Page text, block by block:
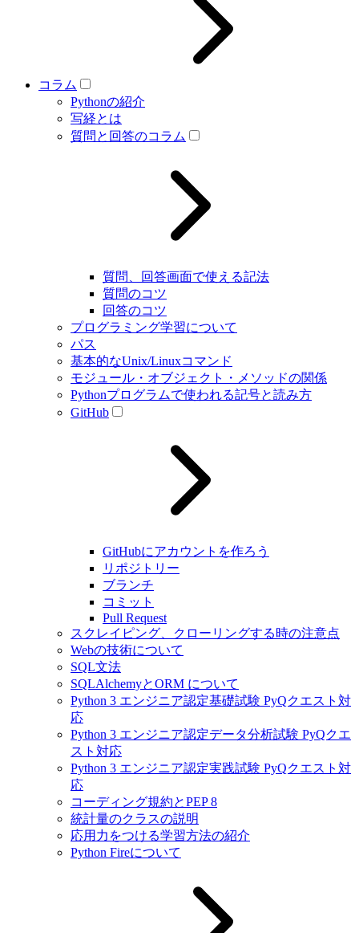
コラム
Pythonの紹介
写経とは
質問と回答のコラム
質問、回答画面で使える記法
質問のコツ
回答のコツ
プログラミング学習について
パス
基本的なUnix/Linuxコマンド
モジュール・オブジェクト・メソッドの関係
Pythonプログラムで使われる記号と読み方
GitHub
GitHubにアカウントを作ろう
リポジトリー
ブランチ
コミット
Pull Request
スクレイピング、クローリングする時の注意点
Webの技術について
SQL文法
SQLAlchemyとORM について
Python 3 エンジニア認定基礎試験 PyQクエスト対
応
Python 3 エンジニア認定データ分析試験 PyQクエ
スト対応
Python 3 エンジニア認定実践試験 PyQクエスト対
応
コーディング規約とPEP 8
統計量のクラスの説明
応用力をつける学習方法の紹介
Python Fireについて